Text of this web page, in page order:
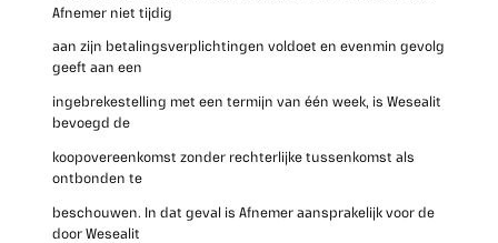
Afnemer niet tijdig
aan zijn betalingsverplichtingen voldoet en evenmin gevolg
geeft aan een
ingebrekestelling met een termijn van één week, is Wesealit
bevoegd de
koopovereenkomst zonder rechterlijke tussenkomst als
ontbonden te
beschouwen. In dat geval is Afnemer aansprakelijk voor de
door Wesealit